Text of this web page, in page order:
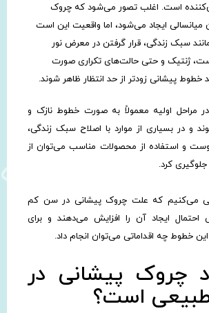
است. اغلب تصور می‌شود که چروک
ایجاد می‌شود، اما واقعیت این است
سبک زندگی، قرار گرفتن در معرض نور
ژنتیک و حتی حالت‌های تکراری صورت
خطوط پیشانی زودتر از حد انتظار ظاهر شوند.
مراحل اولیه معمولاً به صورت خطوط نازک و
و در بسیاری از موارد با اصلاح سبک زندگی،
و استفاده از محصولات مناسب می‌توان از
کرد.
می‌کنیم که علت چروک پیشانی در سن کم
ایجاد آن را افزایش می‌دهند و برای
خطوط چه اقداماتی می‌توان انجام داد.
چروک پیشانی در
است؟